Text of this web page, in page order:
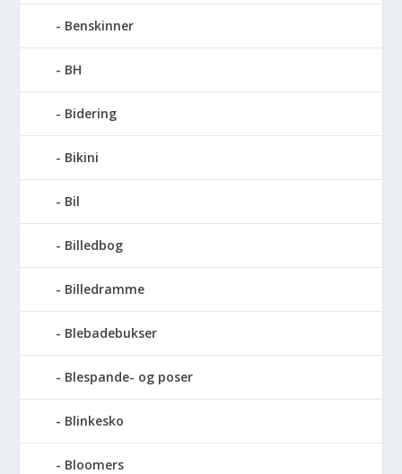
Benskinner
BH
Bidering
Bikini
Bil
Billedbog
Billedramme
Blebadebukser
Blespande- og poser
Blinkesko
Bloomers